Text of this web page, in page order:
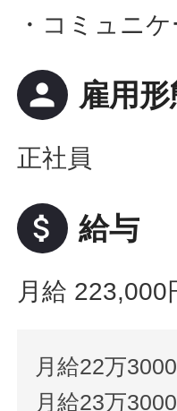
・コミュニ
person 雇用形
正社員
attach_money 給与
月給 223,000
月給22万
月給23万